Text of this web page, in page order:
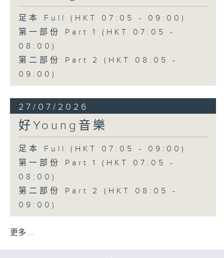
足本 Full (HKT 07:05 - 09:00)
第一部份 Part 1 (HKT 07:05 -
08:00)
第二部份 Part 2 (HKT 08:05 -
09:00)
27/07/2026
好Young音樂
足本 Full (HKT 07:05 - 09:00)
第一部份 Part 1 (HKT 07:05 -
08:00)
第二部份 Part 2 (HKT 08:05 -
09:00)
更多 ...